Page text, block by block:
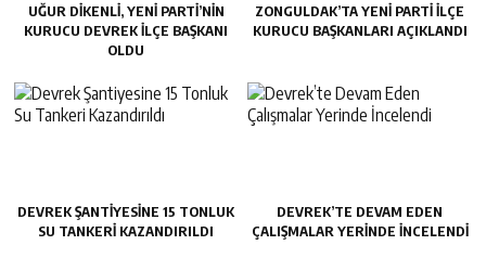
UĞUR DİKENLİ, YENİ PARTİ’NİN
KURUCU DEVREK İLÇE BAŞKANI
OLDU
ZONGULDAK’TA YENI PARTI İLÇE
KURUCU BAŞKANLARI AÇIKLANDI
DEVREK ŞANTIYESINE 15 TONLUK
SU TANKERI KAZANDIRILDI
DEVREK’TE DEVAM EDEN
ÇALIŞMALAR YERINDE İNCELENDI